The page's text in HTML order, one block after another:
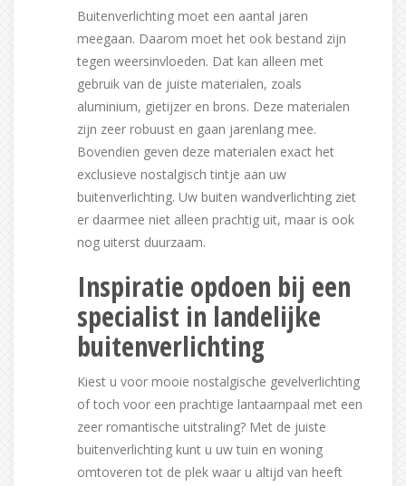
Buitenverlichting moet een aantal jaren
meegaan. Daarom moet het ook bestand zijn
tegen weersinvloeden. Dat kan alleen met
gebruik van de juiste materialen, zoals
aluminium, gietijzer en brons. Deze materialen
zijn zeer robuust en gaan jarenlang mee.
Bovendien geven deze materialen exact het
exclusieve nostalgisch tintje aan uw
buitenverlichting. Uw buiten wandverlichting ziet
er daarmee niet alleen prachtig uit, maar is ook
nog uiterst duurzaam.
Inspiratie opdoen bij een
specialist in landelijke
buitenverlichting
Kiest u voor mooie nostalgische gevelverlichting
of toch voor een prachtige lantaarnpaal met een
zeer romantische uitstraling? Met de juiste
buitenverlichting kunt u uw tuin en woning
omtoveren tot de plek waar u altijd van heeft